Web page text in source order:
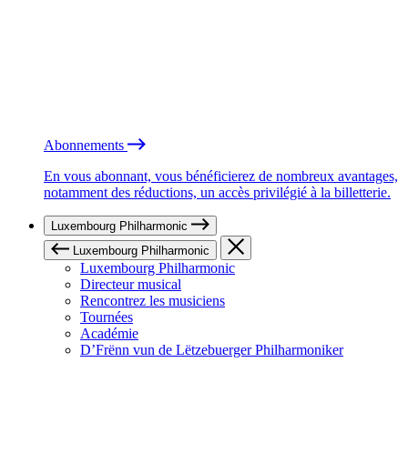
Abonnements
En vous abonnant, vous bénéficierez de nombreux avantages,
notamment des réductions, un accès privilégié à la billetterie.
Luxembourg Philharmonic
Luxembourg Philharmonic
Luxembourg Philharmonic
Directeur musical
Rencontrez les musiciens
Tournées
Académie
D’Frënn vun de Lëtzebuerger Philharmoniker